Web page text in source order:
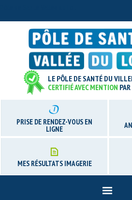
LE PÔLE DE SANTÉ DU
CERTIFIÉ AVEC MENTION
PRISE DE RENDEZ-VOUS EN
LIGNE
MES RÉSULTATS IMAGERIE